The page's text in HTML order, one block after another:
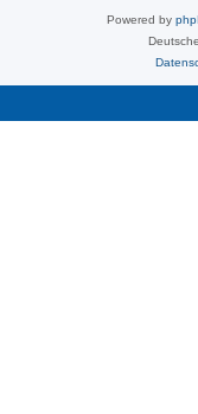
Powered by